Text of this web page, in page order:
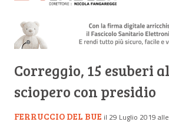
Correggio, 15 esuberi
sciopero con presidio
FERRUCCIO DEL BUE il 29 Luglio 2019